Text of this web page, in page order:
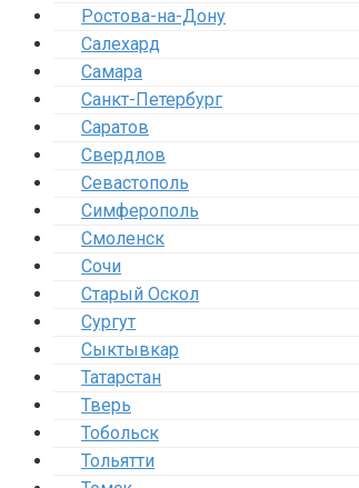
Ростова-на-Дону
Салехард
Самара
Санкт-Петербург
Саратов
Свердлов
Севастополь
Симферополь
Смоленск
Сочи
Старый Оскол
Сургут
Сыктывкар
Татарстан
Тверь
Тобольск
Тольятти